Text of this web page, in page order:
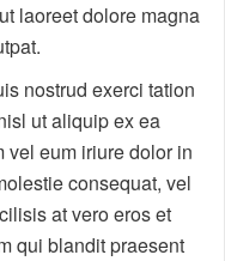
laoreet dolore magna
nostrud exerci tation
ut aliquip ex ea
vel eum iriure dolor in
consequat, vel
at vero eros et
qui blandit praesent